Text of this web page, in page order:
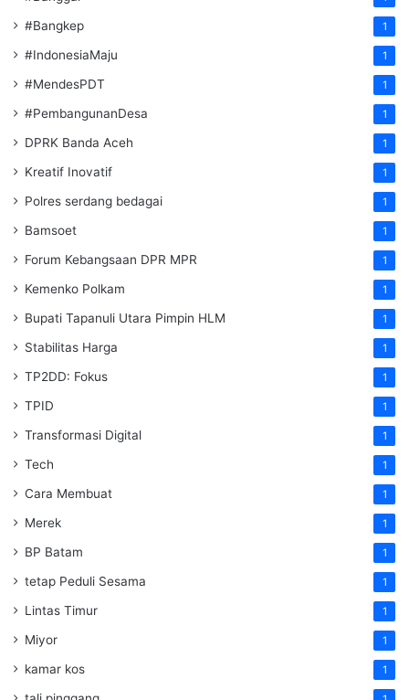
#Bangkep 1
#IndonesiaMaju 1
#MendesPDT 1
#PembangunanDesa 1
DPRK Banda Aceh 1
Kreatif Inovatif 1
Polres serdang bedagai 1
Bamsoet 1
Forum Kebangsaan DPR MPR 1
Kemenko Polkam 1
‎Bupati Tapanuli Utara Pimpin HLM 1
Stabilitas Harga 1
TP2DD: Fokus 1
TPID 1
Transformasi Digital 1
Tech 1
Cara Membuat 1
Merek 1
BP Batam 1
tetap Peduli Sesama 1
Lintas Timur 1
Miyor 1
kamar kos 1